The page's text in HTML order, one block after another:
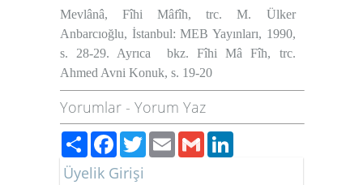
Mevlânâ, Fîhi Mâfîh, trc. M. Ülker
Anbarcıoğlu, İstanbul: MEB Yayınları, 1990,
s. 28-29. Ayrıca bkz. Fîhi Mâ Fîh, trc.
Ahmed Avni Konuk, s. 19-20
Yorumlar - Yorum Yaz
PaylaşFacebook
TwitterEmailGmail
Üyelik Girişi